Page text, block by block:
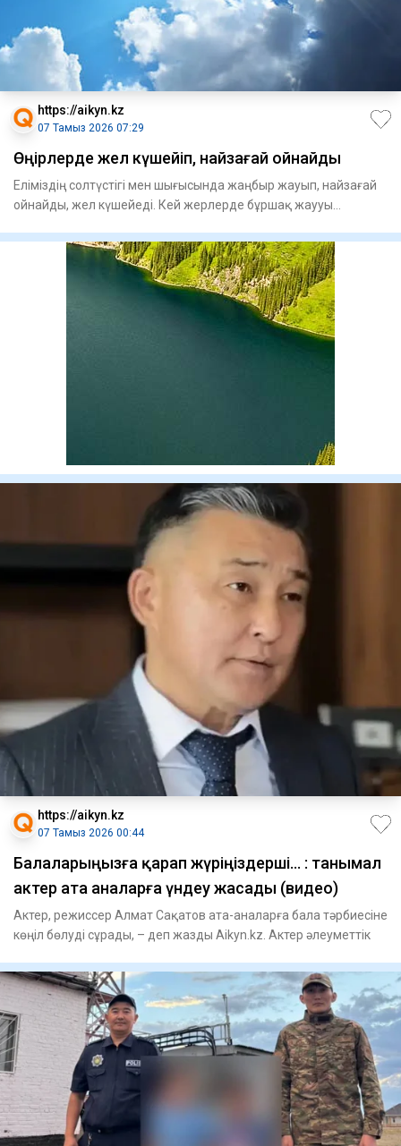
https://aikyn.kz
07 Тамыз 2026 07:29
Өңірлерде жел күшейіп, найзағай ойнайды
Еліміздің солтүстігі мен шығысында жаңбыр жауып, найзағай
ойнайды, жел күшейеді. Кей жерлерде бұршақ жаууы
https://aikyn.kz
07 Тамыз 2026 00:44
Балаларыңызға қарап жүріңіздерші... : танымал
актер ата аналарға үндеу жасады (видео)
Актер, режиссер Алмат Сақатов ата-аналарға бала тәрбиесіне
көңіл бөлуді сұрады, – деп жазды Aikyn.kz. Актер әлеуметтік